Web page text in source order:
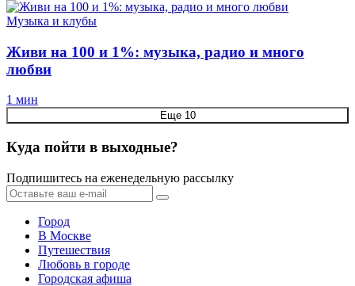
Музыка и клубы
Живи на 100 и 1%: музыка, радио и много
любви
1 мин
Еще 10
Куда пойти в выходные?
Подпишитесь на еженедельную рассылку
Город
В Москве
Путешествия
Любовь в городе
Городская афиша